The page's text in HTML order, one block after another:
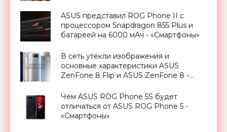
ASUS представил ROG Phone II с
процессором Snapdragon 855 Plus и
батареей на 6000 мАч - «Смартфоны»
В сеть утекли изображения и
основные характеристики ASUS
ZenFone 8 Flip и ASUS ZenFone 8 -
Чем ASUS ROG Phone 5S будет
отличаться от ASUS ROG Phone 5 -
«Смартфоны»